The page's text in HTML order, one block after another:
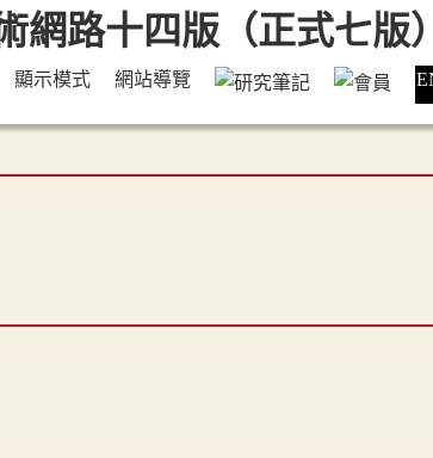
顯示模式 網站導覽